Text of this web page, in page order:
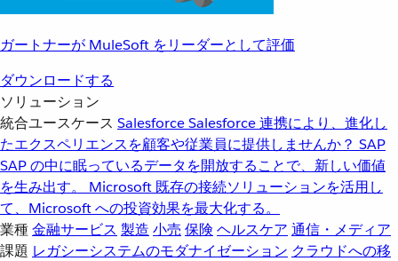
ガートナーが MuleSoft をリーダーとして評価
ダウンロードする
ソリューション
統合ユースケース SalesforceSalesforce 連携により、進化し
たエクスペリエンスを顧客や従業員に提供しませんか？ SAP
SAP の中に眠っているデータを開放することで、新しい価値
を生み出す。
Microsoft 既存の接続ソリューションを活用し
て、Microsoft への投資効果を最大化する。
業種金融サービス 製造 小売 保険 ヘルスケア 通信・メディア
課題 レガシーシステムのモダナイゼーション クラウドへの移